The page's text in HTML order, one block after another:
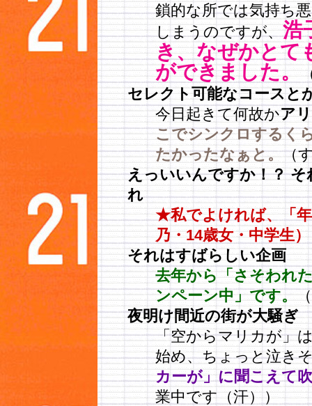
鎖的な所では気持ち
しまうのですが、浩
き、なぜかとて
ができました。
セレクト可能なコースと
今日起きて何故かア
こでシンクロするく
たかったなぁと。（
えっいいんですか！？
れ
★私でよければ、「
乃・14歳女・中学生）
それはすばらしい企画
去年から「さそわれ
ンペーン中」です。
夜明け間近の街が大騒ぎ
「空からマリカが」
始め、ちょっと泣き
カーが」に聞こえて
業中です（汗））